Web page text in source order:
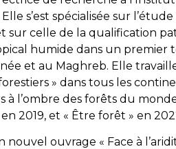
s’est spécialisée sur
sur celle de la qualification
humide dans un premier
et au Maghreb. Elle
» dans tous les
l’ombre des forêts du monde
2019, et « Être forêt » en
ouvrage « Face à